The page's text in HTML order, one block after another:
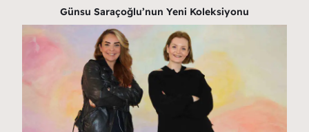
Günsu Saraçoğlu’nun Yeni Koleksiyonu